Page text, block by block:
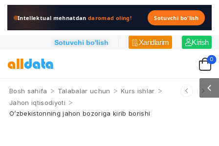
Intellektual mehnatdandaromad oling! Sotuvchi bo'lish
Sotuvchi bo'lish Xaridlarim Kirish
0
Bosh sahifa > Talabalar uchun > Kurs ishlar >
Jahon iqtisodiyoti >
O’zbekistonning jahon bozoriga kirib borishi